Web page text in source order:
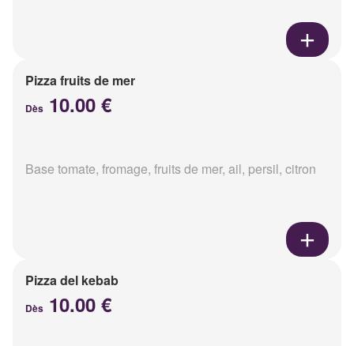
Pizza fruits de mer
Dès 10.00 €
Base tomate, fromage, fruits de mer, ail, persil, citron
Pizza del kebab
Dès 10.00 €